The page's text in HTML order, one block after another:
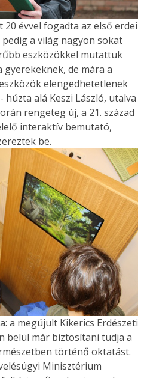
évvel fogadta az első erdei
a világ nagyon sokat
eszközökkel mutattuk
gyerekeknek, de mára a
elengedhetetlenek
alá Keszi László, utalva
rengeteg új, a 21. század
interaktív bemutató,
be.
a megújult Kikerics Erdészeti
belül már biztosítani tudja a
történő oktatást.
Minisztérium